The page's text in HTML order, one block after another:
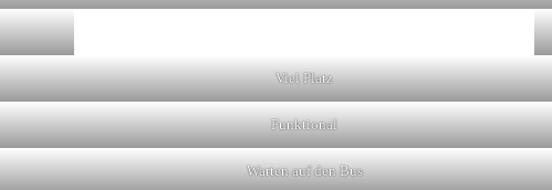
Viel Platz
Funktional
Warten auf den Bus